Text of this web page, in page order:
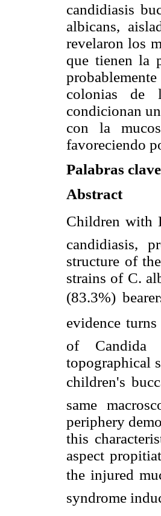
candidiasis
albicans,
revelaron los
que tienen la
colonias de
condicionan
con la
favoreciendo
Palabras
Abstract
Children with
candidiasis,
structure of
strains of C.
(83.3%)
evidence
of Candida
topographical
children's
same
periphery
this
aspect
the injured
syndrome